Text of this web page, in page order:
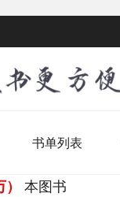
书单列表
本图书